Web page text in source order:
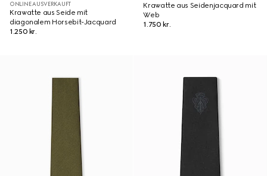
ONLINE AUSVERKAUFT
Krawatte aus Seide mit
diagonalem Horsebit-Jacquard
1.250 kr.
Krawatte aus Seidenjacquard mit
Web
1.750 kr.